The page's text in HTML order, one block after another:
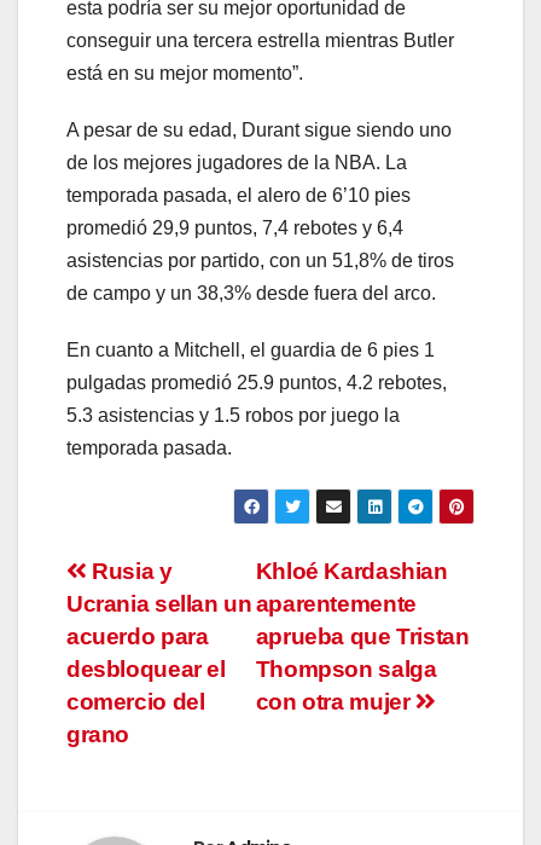
esta podría ser su mejor oportunidad de
conseguir una tercera estrella mientras Butler
está en su mejor momento”.
A pesar de su edad, Durant sigue siendo uno
de los mejores jugadores de la NBA. La
temporada pasada, el alero de 6’10 pies
promedió 29,9 puntos, 7,4 rebotes y 6,4
asistencias por partido, con un 51,8% de tiros
de campo y un 38,3% desde fuera del arco.
En cuanto a Mitchell, el guardia de 6 pies 1
pulgadas promedió 25.9 puntos, 4.2 rebotes,
5.3 asistencias y 1.5 robos por juego la
temporada pasada.
Navegación
de
entradas
Khloé Kardashian
aparentemente
aprueba que Tristan
Thompson salga
con otra mujer
Rusia y
Ucrania sellan un
acuerdo para
desbloquear el
comercio del
grano